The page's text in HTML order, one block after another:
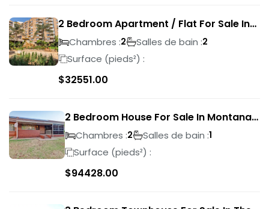
2 Bedroom Apartment / Flat For Sale In
Pretoria Central
Chambres :2 Salles de bain :2
Surface (pieds²) :
$32551.00
2 Bedroom House For Sale In Montana
ParkChambres :2 Salles de bain :1
Surface (pieds²) :
$94428.00